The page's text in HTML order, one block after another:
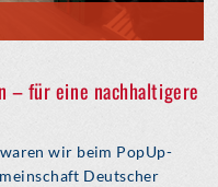
– für eine nachhaltigere
wir beim PopUp-
Deutscher